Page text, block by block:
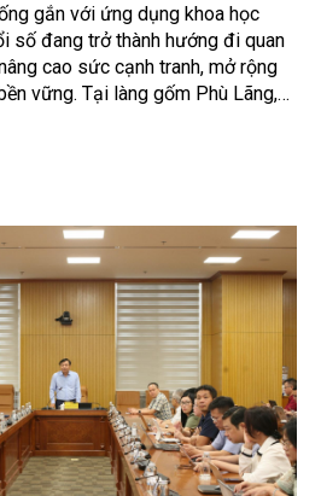
gắn với ứng dụng khoa học
số đang trở thành hướng đi quan
cao sức cạnh tranh, mở rộng
vững. Tại làng gốm Phù Lãng,
tảng giá trị truyền thống.